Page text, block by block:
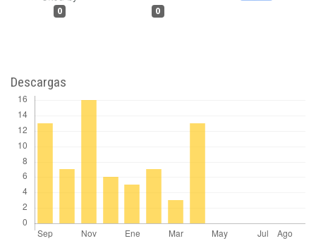
0 0
Descargas